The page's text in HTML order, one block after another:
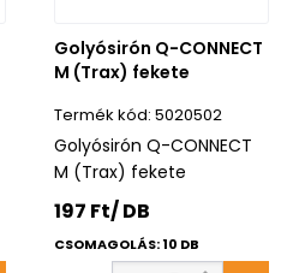
Golyósirón Q-CONNECT
M (Trax) fekete
5020502
Golyósirón Q-CONNECT
M (Trax) fekete
197 Ft/ DB
CSOMAGOLÁS: 10 DB